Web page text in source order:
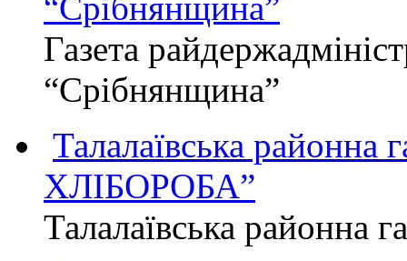
Газета
“Срібнянщина”
Талалаївська
ХЛІБОРОБА”
Талалаївська